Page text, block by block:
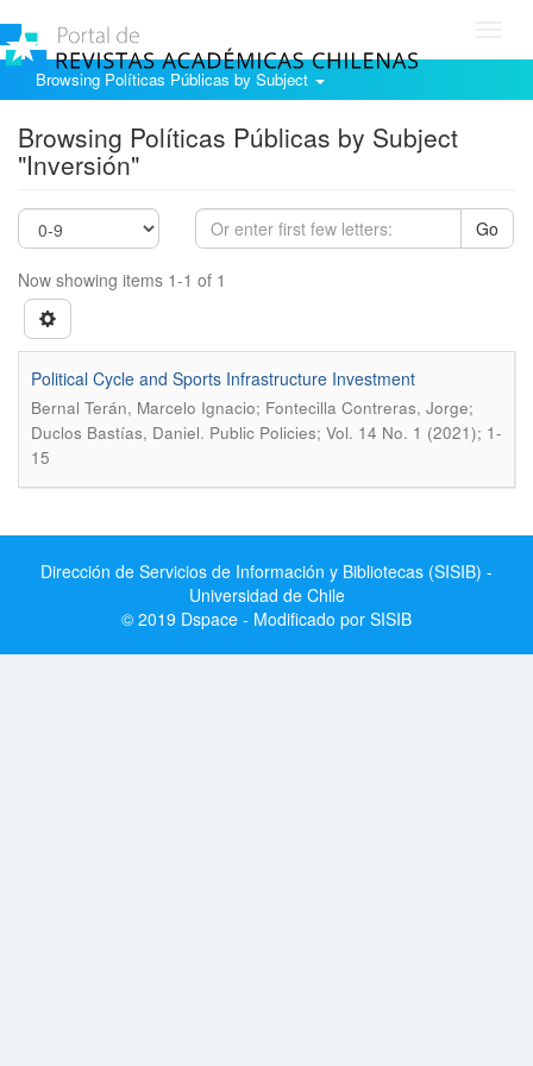
Browsing Políticas Públicas by Subject
Browsing Políticas Públicas by Subject
"Inversión"
Go
Now showing items 1-1 of 1
Political Cycle and Sports Infrastructure Investment
Bernal Terán, Marcelo Ignacio; Fontecilla Contreras, Jorge;
Duclos Bastías, Daniel. Public Policies; Vol. 14 No. 1 (2021); 1-
15
Dirección de Servicios de Información y Bibliotecas (SISIB) -
Universidad de Chile
© 2019 Dspace - Modificado por SISIB